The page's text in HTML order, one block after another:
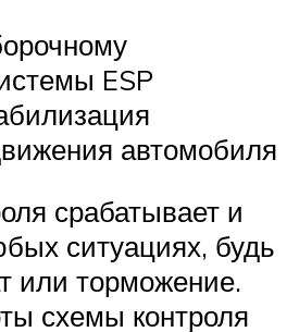
ESP
автомобиля
срабатывает и
ситуациях, будь
или торможение.
схемы контроля